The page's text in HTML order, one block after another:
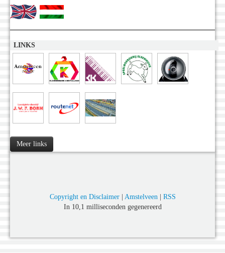
LINKS
Meer links
Copyright en Disclaimer| Amstelveen | RSS
In 10,1 milliseconden gegenereerd